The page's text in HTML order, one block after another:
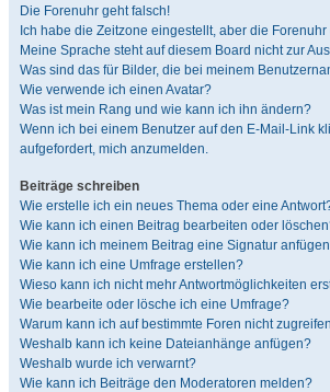
Die Forenuhr geht falsch!
Ich habe die Zeitzone eingestellt, aber die
Meine Sprache steht auf diesem Board nicht zur
Was sind das für Bilder, die bei meinem
Wie verwende ich einen Avatar?
Was ist mein Rang und wie kann ich ihn ändern?
Wenn ich bei einem Benutzer auf den E-Mail-Link
aufgefordert, mich anzumelden.
Beiträge schreiben
Wie erstelle ich ein neues Thema oder eine
Wie kann ich einen Beitrag bearbeiten oder
Wie kann ich meinem Beitrag eine Signatur
Wie kann ich eine Umfrage erstellen?
Wieso kann ich nicht mehr Antwortmöglichkeiten
Wie bearbeite oder lösche ich eine Umfrage?
Warum kann ich auf bestimmte Foren nicht
Weshalb kann ich keine Dateianhänge anfügen?
Weshalb wurde ich verwarnt?
Wie kann ich Beiträge den Moderatoren melden?